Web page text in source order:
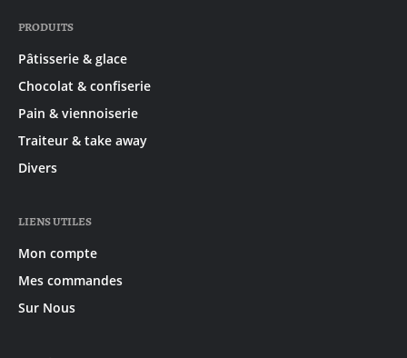
PRODUITS
Pâtisserie & glace
Chocolat & confiserie
Pain & viennoiserie
Traiteur & take away
Divers
LIENS UTILES
Mon compte
Mes commandes
Sur Nous